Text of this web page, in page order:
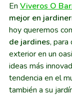
En Viveros O
mejor en
hoy queremos
de jardines, para
exterior en un
ideas más
tendencia en el
también a su